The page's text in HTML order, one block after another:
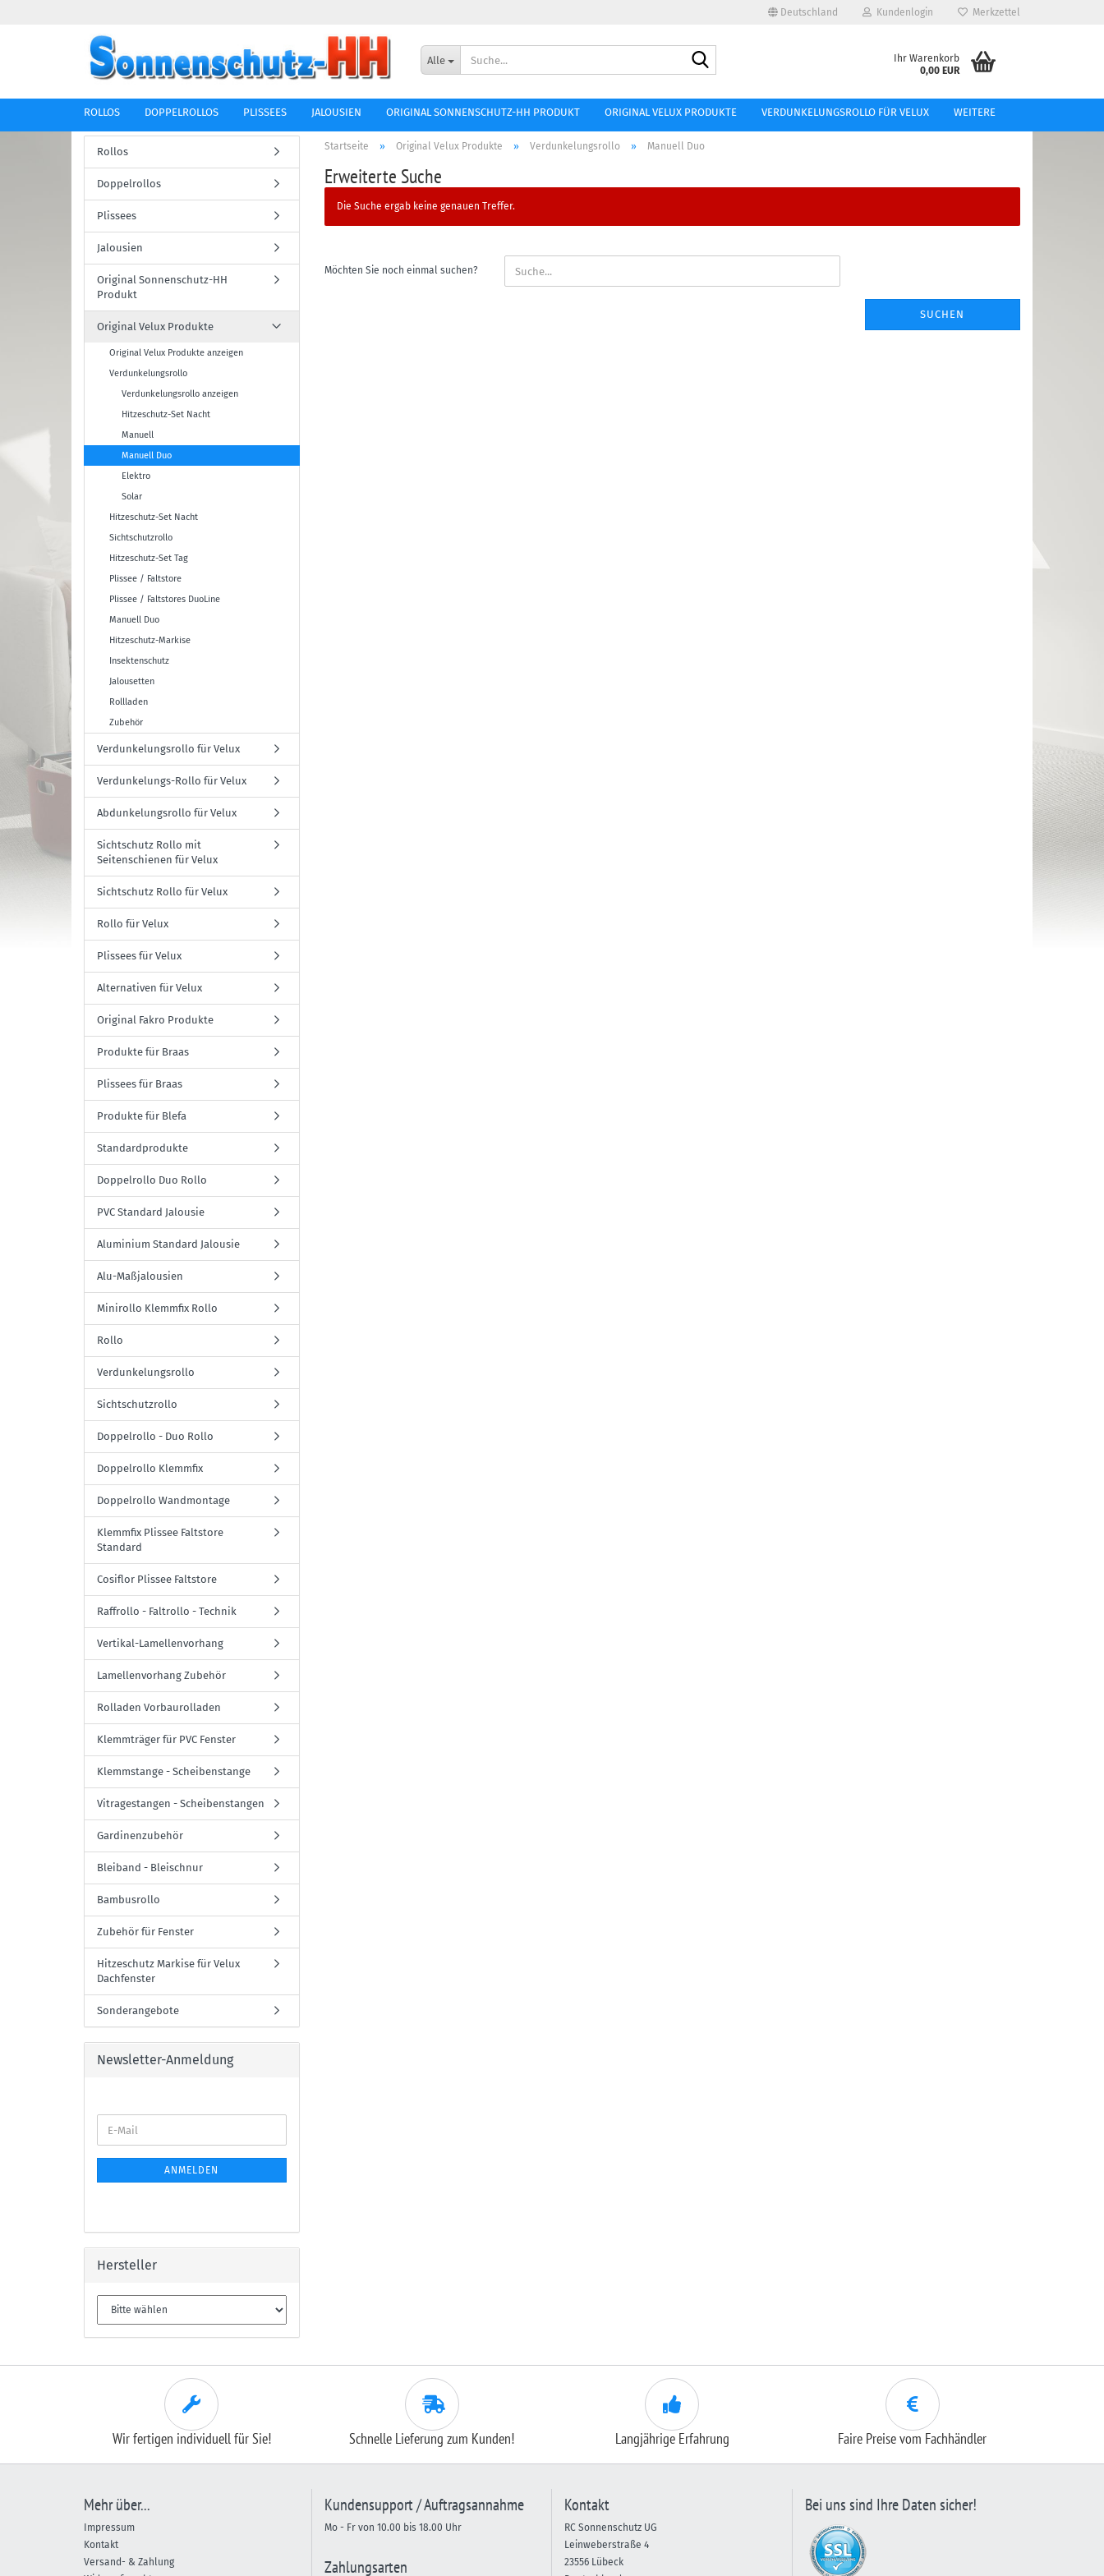
Deutschland
Lieferland
Kundenlogin
E-Mail
Passwort vergessen?
Merkzettel
Alle
Ihr Warenkorb
0,00 EUR
ROLLOS DOPPELROLLOS PLISSEES JALOUSIEN ORIGINAL SONNENSCHUTZ-HH PRODUKT ORIGINAL VELUX PRODUKTE VERDUNKELUNGSROLLO FÜR VELUX WEITERE
Startseite » Original Velux Produkte » Verdunkelungsrollo » Manuell Duo
Erweiterte Suche
Die Suche ergab keine genauen Treffer.
Möchten Sie noch einmal suchen?
SUCHEN
Rollos
Doppelrollos
Plissees
Jalousien
Original Sonnenschutz-HH
Produkt
Original Velux Produkte
Original Velux Produkte anzeigen
Verdunkelungsrollo
Verdunkelungsrollo anzeigen
Hitzeschutz-Set Nacht
Manuell
Manuell Duo
Elektro
Solar
Hitzeschutz-Set Nacht
Sichtschutzrollo
Hitzeschutz-Set Tag
Plissee / Faltstore
Plissee / Faltstores DuoLine
Manuell Duo
Hitzeschutz-Markise
Insektenschutz
Jalousetten
Rollladen
Zubehör
Verdunkelungsrollo für Velux
Verdunkelungs-Rollo für Velux
Abdunkelungsrollo für Velux
Sichtschutz Rollo mit
Seitenschienen für Velux
Sichtschutz Rollo für Velux
Rollo für Velux
Plissees für Velux
Alternativen für Velux
Original Fakro Produkte
Produkte für Braas
Plissees für Braas
Produkte für Blefa
Standardprodukte
Doppelrollo Duo Rollo
PVC Standard Jalousie
Aluminium Standard Jalousie
Alu-Maßjalousien
Minirollo Klemmfix Rollo
Rollo
Verdunkelungsrollo
Sichtschutzrollo
Doppelrollo - Duo Rollo
Doppelrollo Klemmfix
Doppelrollo Wandmontage
Klemmfix Plissee Faltstore
Standard
Cosiflor Plissee Faltstore
Raffrollo - Faltrollo - Technik
Vertikal-Lamellenvorhang
Lamellenvorhang Zubehör
Rolladen Vorbaurolladen
Klemmträger für PVC Fenster
Klemmstange - Scheibenstange
Vitragestangen - Scheibenstangen
Gardinenzubehör
Bleiband - Bleischnur
Bambusrollo
Zubehör für Fenster
Hitzeschutz Markise für Velux
Dachfenster
Sonderangebote
Newsletter-Anmeldung
E-
Mail
ANMELDEN
Hersteller
Wir fertigen individuell für Sie! Schnelle Lieferung zum Kunden! Langjährige Erfahrung Faire Preise vom Fachhändler
Mehr über...
Impressum
Kontakt
Versand- & Zahlung
Kundensupport / Auftragsannahme
Mo - Fr von 10.00 bis 18.00 Uhr
Zahlungsarten
Kontakt
RC Sonnenschutz UG
Leinweberstraße 4
23556 Lübeck
Bei uns sind Ihre Daten sicher!